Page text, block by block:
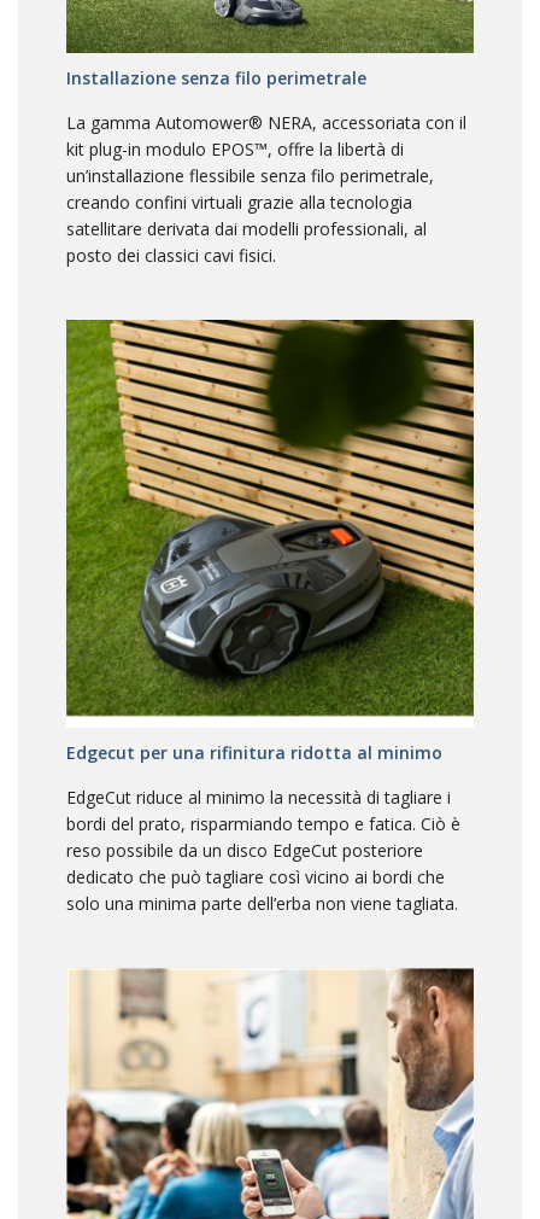
Installazione senza filo perimetrale
La gamma Automower® NERA, accessoriata con il
kit plug-in modulo EPOS™, offre la libertà di
un’installazione flessibile senza filo perimetrale,
creando confini virtuali grazie alla tecnologia
satellitare derivata dai modelli professionali, al
posto dei classici cavi fisici.
Edgecut per una rifinitura ridotta al minimo
EdgeCut riduce al minimo la necessità di tagliare i
bordi del prato, risparmiando tempo e fatica. Ciò è
reso possibile da un disco EdgeCut posteriore
dedicato che può tagliare così vicino ai bordi che
solo una minima parte dell’erba non viene tagliata.